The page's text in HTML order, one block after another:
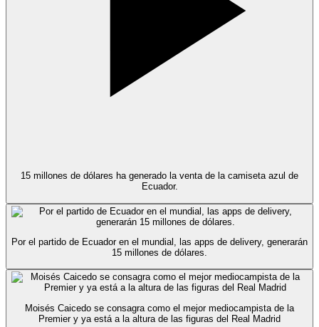
15 millones de dólares ha generado la venta de la camiseta azul de
Ecuador.
Por el partido de Ecuador en el mundial, las apps de delivery, generarán
15 millones de dólares.
Moisés Caicedo se consagra como el mejor mediocampista de la
Premier y ya está a la altura de las figuras del Real Madrid